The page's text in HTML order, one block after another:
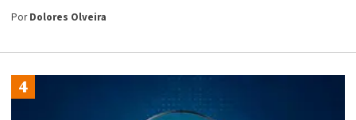
PorDolores Olveira